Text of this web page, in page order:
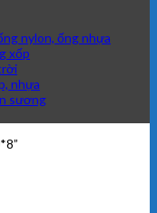
nylon, ống nhựa
xốp
nhựa
sương